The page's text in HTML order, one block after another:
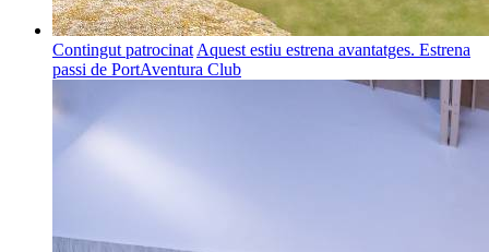
Contingut patrocinat Aquest estiu estrena avantatges. Estrena
passi de PortAventura Club